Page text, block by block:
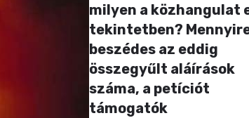
milyen a közhangulat
tekintetben?
beszédes az eddig
összegyűlt aláírások
száma, a petíciót
támogatók